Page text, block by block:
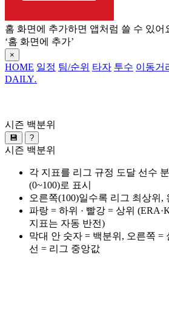
홈 화면에 추가하면 앱처럼 쓸 수 있어
‘홈 화면에 추가’
×
HOME 일정 팀/순위 타자 투수 이동거
DAILY.
시즌 백분위
💾 ?
시즌 백분위
각 지표를 리그 규정 도달 선수
(0~100)로 표시
오른쪽(100)일수록 리그 최상위,
파랑 = 하위 · 빨강 = 상위
지표는 자동 반전)
막대 안 숫자 = 백분위, 오른쪽 =
선 = 리그 중앙값